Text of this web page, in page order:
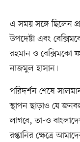
এ সময় সঙ্গে ছিলেন
উপদেষ্টা এবং
রহমান ও বেক্সিমকো
নাজমুল হাসান।
পরিদর্শন শেষে
স্থাপন ছাড়াও যে
লাগবে, তা-ও
রপ্তানির ক্ষেত্রে